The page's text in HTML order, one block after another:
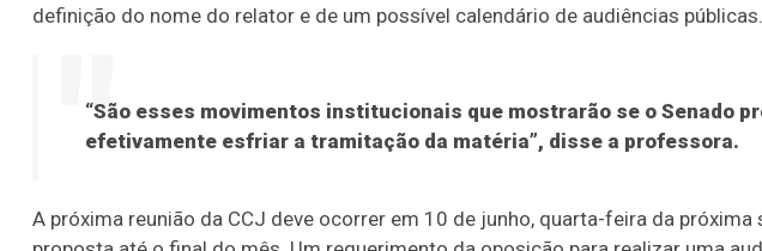
definição do nome do relator e de um possível calendário de audiências públicas.
“São esses movimentos institucionais que mostrarão se o Senado
efetivamente esfriar a tramitação da matéria”, disse a professora.
A próxima reunião da CCJ deve ocorrer em 10 de junho, quarta-feira da próxima